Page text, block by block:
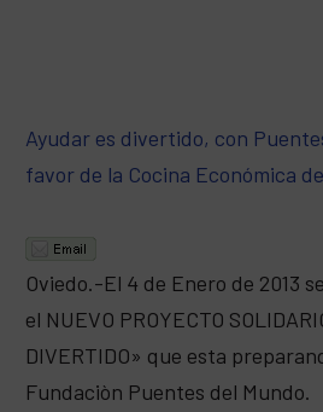
Ayudar es divertido, con
favor de la Cocina Económica
Oviedo.-El 4 de Enero de 2013
el NUEVO PROYECTO
DIVERTIDO» que esta
Fundaciòn Puentes del Mundo.